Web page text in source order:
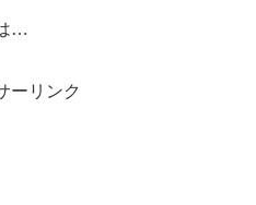
…
ーリンク